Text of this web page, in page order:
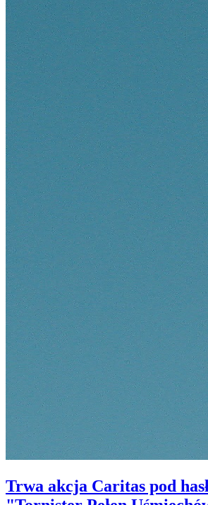
Trwa akcja Caritas pod